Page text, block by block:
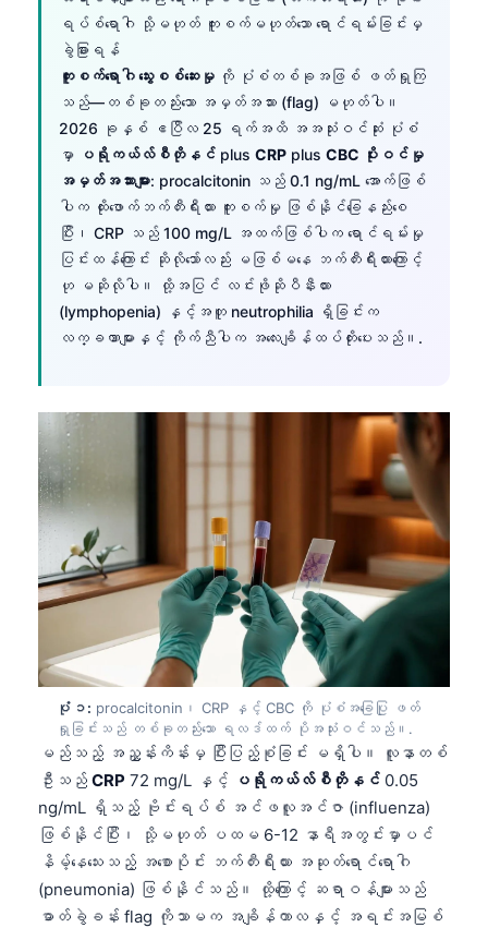
ရပ်စ်ရောဂါ သို့မဟုတ် ကူးစက်မဟုတ်သော ရောင်ရမ်းခြင်းမှ
ခွဲခြားရန်
ကူးစက်ရောဂါ သွေးစစ်ဆေးမှု ကို ပုံစံတစ်ခုအဖြစ် ဖတ်ရှုကြ
သည်—တစ်ခုတည်းသော အမှတ်အသား (flag) မဟုတ်ပါ။
2026 ခုနှစ် ဧပြီလ 25 ရက်အထိ အအသုံးဝင်ဆုံး ပုံစံ
မှာ ပရိုကယ်လ်စီတိုနင် plus CRP plus CBC ပိုးဝင်မှု
အမှတ်အသားများ: procalcitonin သည် 0.1 ng/mL အောက်ဖြစ်
ပါက ထိုးဖောက်ဘက်တီးရီးယား ကူးစက်မှု ဖြစ်နိုင်ခြေနည်းစေ
ပြီး၊ CRP သည် 100 mg/L အထက်ဖြစ်ပါက ရောင်ရမ်းမှု
ပြင်းထန်ကြောင်း ဆိုလိုသော်လည်း မဖြစ်မနေ ဘက်တီးရီးယားကြောင့်
ဟု မဆိုလိုပါ။ ထို့အပြင် လင်းဖိုဆိုပီနီးယား
(lymphopenia) နှင့်အတူ neutrophilia ရှိခြင်းက
လက္ခဏာများနှင့် ကိုက်ညီပါက အလေးချိန်ထပ်တိုးပေးသည်။.
ပုံ ၁: procalcitonin၊ CRP နှင့် CBC ကို ပုံစံအခြေပြု ဖတ်
ရှုခြင်းသည် တစ်ခုတည်းသော ရလဒ်ထက် ပိုအသုံးဝင်သည်။.
မည်သည့် အညွှန်းကိန်းမှ ပြီးပြည့်စုံခြင်း မရှိပါ။ လူနာတစ်
ဦးသည် CRP 72 mg/L နှင့် ပရိုကယ်လ်စီတိုနင် 0.05
ng/mL ရှိသည့် ဗိုင်းရပ်စ် အင်ဖလူအင်ဇာ (influenza)
ဖြစ်နိုင်ပြီး၊ သို့မဟုတ် ပထမ 6-12 နာရီအတွင်းမှာပင်
နိမ့်နေသေးသည့် အစောပိုင်း ဘက်တီးရီးယား အဆုတ်ရောင်ရောဂါ
(pneumonia) ဖြစ်နိုင်သည်။ ထို့ကြောင့် ဆရာဝန်များသည်
ဓာတ်ခွဲခန်း flag ကိုသာမက အချိန်ကာလနှင့် အရင်းအမြစ်